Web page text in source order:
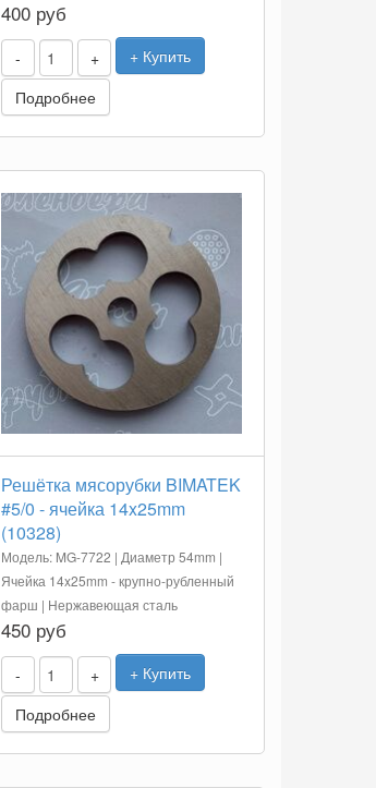
400 руб
- +
+ Купить
Подробнее
Решётка мясорубки BIMATEK
#5/0 - ячейка 14x25mm
(10328)
Модель: MG-7722 | Диаметр 54mm |
Ячейка 14x25mm - крупно-рубленный
фарш | Нержавеющая сталь
450 руб
- +
+ Купить
Подробнее